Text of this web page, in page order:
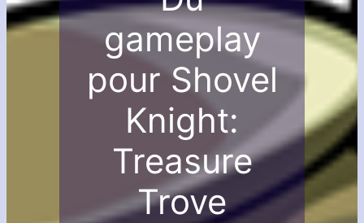
gameplay
pour Shovel
Knight:
Treasure
Trove